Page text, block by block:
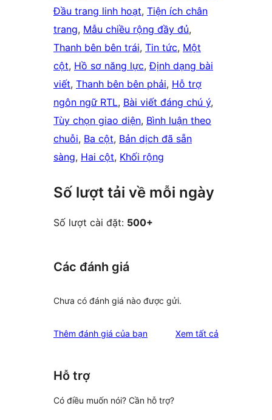
Đầu trang linh hoạt, Tiện ích chân
trang, Mẫu chiều rộng đầy đủ
Thanh bên bên trái, Tin tức, Một
cột, Hồ sơ năng lực, Định dạng bài
viết, Thanh bên bên phải, Hỗ trợ
ngôn ngữ RTL, Bài viết đáng chú ý
Tùy chọn giao diện, Bình luận theo
chuỗi, Ba cột, Bản dịch đã sẵn
sàng, Hai cột, Khối rộng
Số lượt tải về mỗi ngày
Số lượt cài đặt: 500+
Các đánh giá
Chưa có đánh giá nào được gửi.
Thêm đánh giá của bạn Xem tất cả
Hỗ trợ
Có điều muốn nói? Cần hỗ trợ?